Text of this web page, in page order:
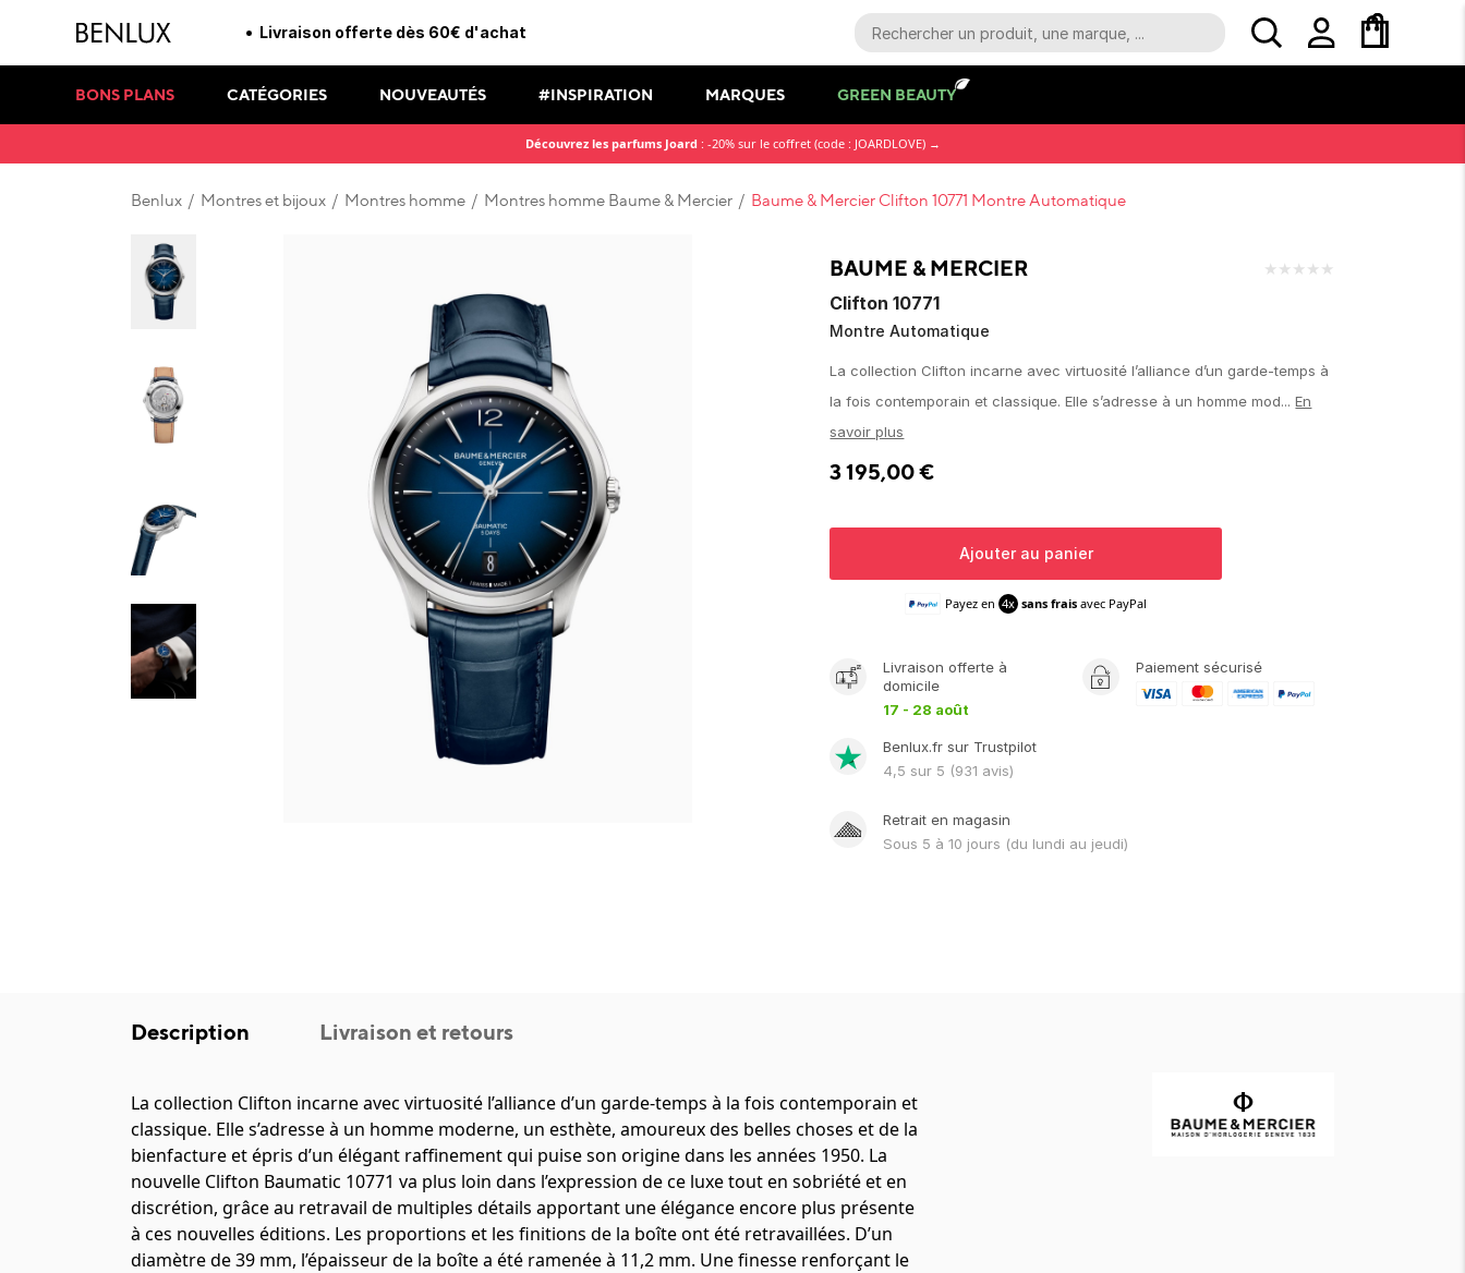
Livraison offerte dès 60€ d'achat
BONS PLANS CATÉGORIES NOUVEAUTÉS #INSPIRATION MARQUES GREEN BEAUTY
Découvrez les parfums Joard : -20% sur le coffret (code : JOARDLOVE) →
Benlux / Montres et bijoux / Montres homme / Montres homme Baume & Mercier / Baume & Mercier Clifton 10771 Montre Automatique
Clifton 10771
Montre Automatique
BAUME & MERCIER ★ ★ ★ ★ ★
La collection Clifton incarne avec virtuosité l’alliance d’un garde-temps à
la fois contemporain et classique. Elle s’adresse à un homme mod... En
savoir plus
3 195,00€
Ajouter au panier
Payez en 4x sans frais avec PayPal
Livraison offerte à
domicile
17 - 28 août
Paiement sécurisé
Benlux.fr sur Trustpilot
4,5 sur 5 (931 avis)
Retrait en magasin
Sous 5 à 10 jours (du lundi au jeudi)
Description Livraison et retours
La collection Clifton incarne avec virtuosité l’alliance d’un garde-temps à la fois contemporain et
classique. Elle s’adresse à un homme moderne, un esthète, amoureux des belles choses et de la
bienfacture et épris d’un élégant raffinement qui puise son origine dans les années 1950. La
nouvelle Clifton Baumatic 10771 va plus loin dans l’expression de ce luxe tout en sobriété et en
discrétion, grâce au retravail de multiples détails apportant une élégance encore plus présente
à ces nouvelles éditions. Les proportions et les finitions de la boîte ont été retravaillées. D’un
diamètre de 39 mm, l’épaisseur de la boîte a été ramenée à 11,2 mm. Une finesse renforçant le